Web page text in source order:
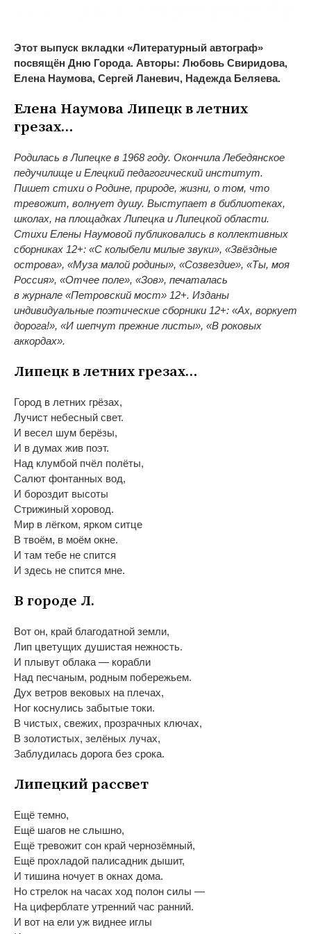
Этот выпуск вкладки «Литературный автограф»
посвящён Дню Города. Авторы: Любовь Свиридова,
Елена Наумова, Сергей Ланевич, Надежда Беляева.
Елена Наумова Липецк влетних
грезах…
Родилась в Липецке в 1968 году. Окончила Лебедянское
педучилище и Елецкий педагогический институт.
Пишет стихи о Родине, природе, жизни, о том, что
тревожит, волнует душу. Выступает в библиотеках,
школах, на площадках Липецка и Липецкой области.
Стихи Елены Наумовой публиковались в коллективных
сборниках 12+: «С колыбели милые звуки», «Звёздные
острова», «Муза малой родины», «Созвездие», «Ты, моя
Россия», «Отчее поле», «Зов», печаталась
в журнале «Петровский мост» 12+. Изданы
индивидуальные поэтические сборники 12+: «Ах, воркует
дорога!», «И шепчут прежние листы», «В роковых
аккордах».
Липецк влетних грезах…
Город в летних грёзах,
Лучист небесный свет.
И весел шум берёзы,
И в думах жив поэт.
Над клумбой пчёл полёты,
Салют фонтанных вод,
И бороздит высоты
Стрижиный хоровод.
Мир в лёгком, ярком ситце
В твоём, в моём окне.
И там тебе не спится
И здесь не спится мне.
В городе Л.
Вот он, край благодатной земли,
Лип цветущих душистая нежность.
И плывут облака — корабли
Над песчаным, родным побережьем.
Дух ветров вековых на плечах,
Ног коснулись забытые токи.
В чистых, свежих, прозрачных ключах,
В золотистых, зелёных лучах,
Заблудилась дорога без срока.
Липецкий рассвет
Ещё темно,
Ещё шагов не слышно,
Ещё тревожит сон край чернозёмный,
Ещё прохладой палисадник дышит,
И тишина ночует в окнах дома.
Но стрелок на часах ход полон силы —
На циферблате утренний час ранний.
И вот на ели уж виднее иглы